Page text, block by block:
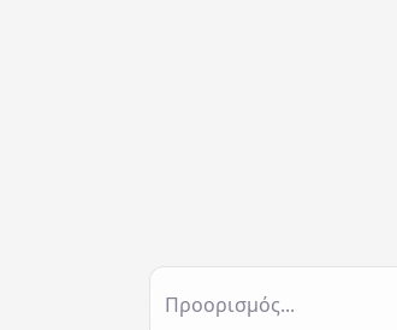
Προορισμός...